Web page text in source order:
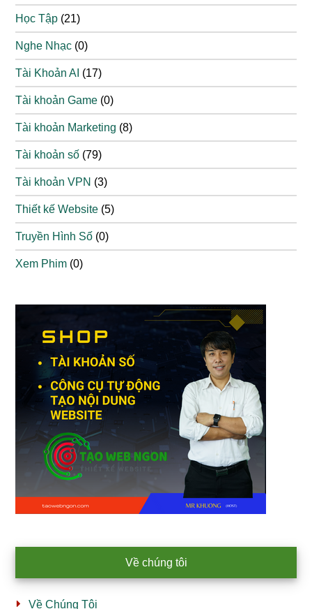
Học Tập (21)
Nghe Nhạc (0)
Tài Khoản AI (17)
Tài khoản Game (0)
Tài khoản Marketing (8)
Tài khoản số (79)
Tài khoản VPN (3)
Thiết kế Website (5)
Truyền Hình Số (0)
Xem Phim (0)
Về chúng tôi
Về Chúng Tôi